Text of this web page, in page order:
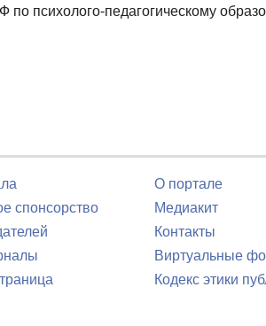
психолого-педагогическому
спонсорство
О портале
Медиакит
Контакты
Виртуальные
Кодекс этики